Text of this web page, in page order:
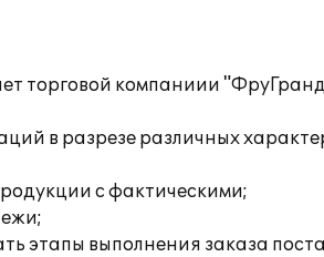
торговой компаниии
в разрезе различных
с фактическими;
этапы выполнения заказа